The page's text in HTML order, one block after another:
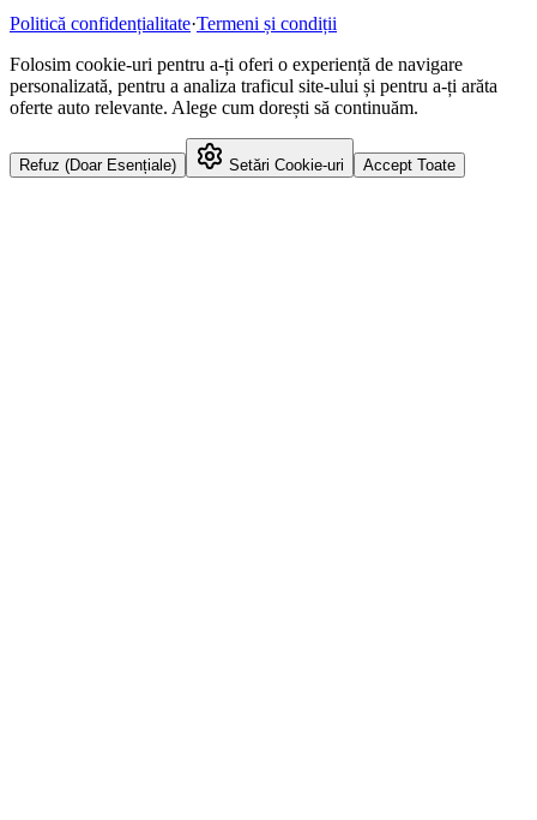
Politică confidențialitate·Termeni și condiții
Folosim cookie-uri pentru a-ți oferi o experiență de navigare
personalizată, pentru a analiza traficul site-ului și pentru a-ți arăta
oferte auto relevante. Alege cum dorești să continuăm.
Refuz (Doar Esențiale) Setări Cookie-uri Accept Toate